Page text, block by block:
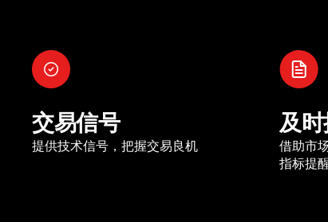
交易信号
提供技术信号，把握交易良机
及
借助市
指标提